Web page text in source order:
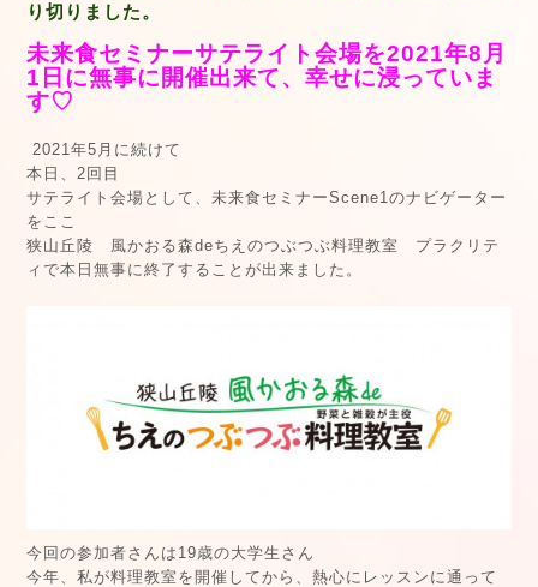
り切りました。
未来食セミナーサテライト会場を2021年8月
1日に無事に開催出来て、幸せに浸っていま
す♡
2021年5月に続けて
本日、2回目
サテライト会場として、未来食セミナーScene1のナビゲーター
をここ
狭山丘陵 風かおる森deちえのつぶつぶ料理教室 プラクリテ
ィで本日無事に終了することが出来ました。
今回の参加者さんは19歳の大学生さん
今年、私が料理教室を開催してから、熱心にレッスンに通って